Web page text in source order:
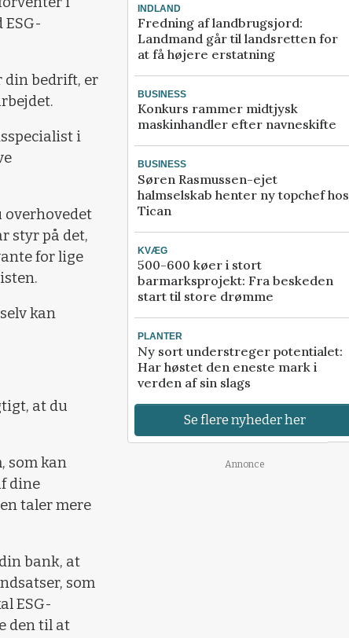
din bedrift, er
i
overhovedet
styr på det,
for lige
kan
at du
som kan
dine
taler mere
bank, at
som
ESG-
den til at
INDLAND
Fredning af landbrugsjord:
Landmand går til landsretten for
at få højere erstatning
BUSINESS
Konkurs rammer midtjysk
maskinhandler efter navneskifte
BUSINESS
Søren Rasmussen-ejet
halmselskab henter ny topchef hos
Tican
KVÆG
500-600 køer i stort
barmarksprojekt: Fra beskeden
start til store drømme
PLANTER
Ny sort understreger potentialet:
Har høstet den eneste mark i
verden af sin slags
Se flere nyheder her
Annonce